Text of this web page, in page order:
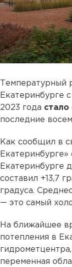
Температурный
Екатеринбурге
2023 года
последние
Как сообщил в
Екатеринбурге»
Екатеринбурге
составил +13,7
градуса.
— это самый
На ближайшее
потепления в
переменная